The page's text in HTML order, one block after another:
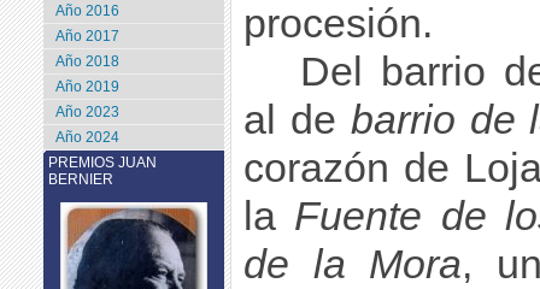
procesión.
Del barrio
al de barrio de
corazón de
la Fuente de
de la Mora,
Año 2016
Año 2017
Año 2018
Año 2019
Año 2023
Año 2024
PREMIOS JUAN
BERNIER